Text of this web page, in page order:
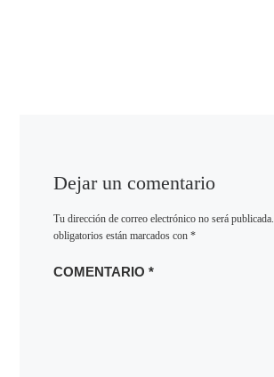
Dejar un comentario
Tu dirección de correo electrónico no será publicada.
obligatorios están marcados con *
COMENTARIO *